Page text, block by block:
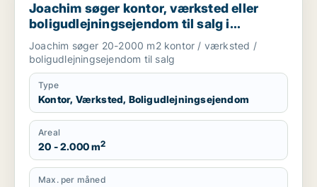
Joachim søger kontor, værksted eller
boligudlejningsejendom til salg i
Storkøbenhavn
Joachim søger 20-2000 m2 kontor / værksted /
boligudlejningsejendom til salg
Type
Kontor, Værksted, Boligudlejningsejendom
Areal
20 - 2.000 m2
Max. per måned